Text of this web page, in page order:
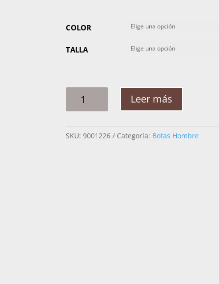
COLOR
TALLA
HOMBRE
INCA
Leer más
SKU:9001226 Categoría: Botas Hombre